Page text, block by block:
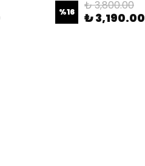
%16 ₺ 3,800.00
₺ 3,190.00